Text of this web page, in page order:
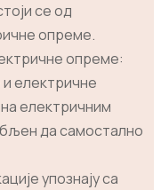
се од
опреме.
опреме:
електричне
електричним
да самостално
упознају са